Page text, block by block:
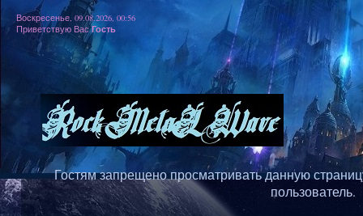
Воскресенье, 09.08.2026, 00:56
Приветствую Вас Гость
Гостям запрещено просматривать данную
пользователь.